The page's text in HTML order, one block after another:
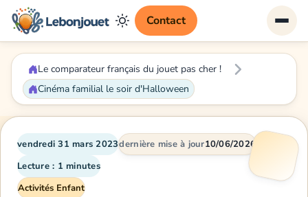
Contact
Le comparateur français du jouet pas cher !
Cinéma familial le soir d'Halloween
vendredi 31 mars 2023dernière mise à jour10/06/2026
Lecture : 1 minutes
Activités Enfant